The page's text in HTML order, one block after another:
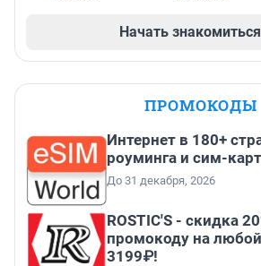
Начать знакомиться
ПРОМОКОДЫ
Интернет в 180+
роуминга и сим-карт
До 31 декабря, 2026
ROSTIC'S - скидка
промокоду на
3199₽!